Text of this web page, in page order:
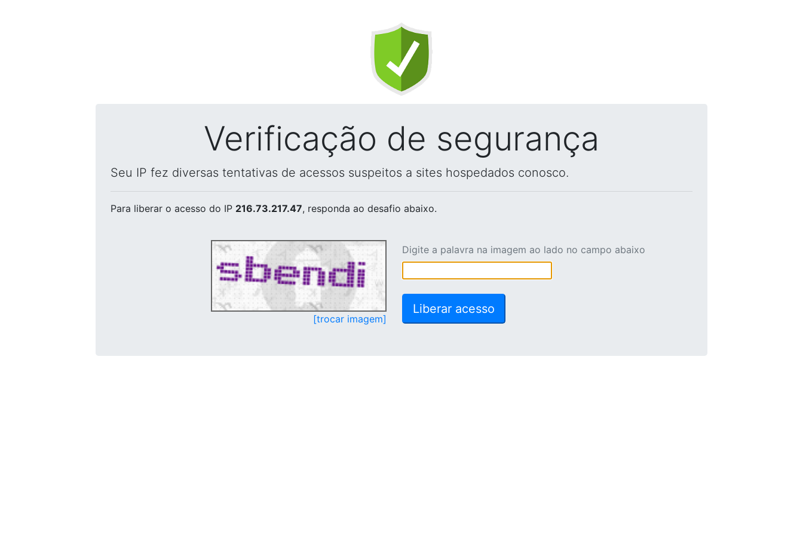
Verificação de segurança
Seu IP fez diversas tentativas de acessos suspeitos a sites hospedados conosco.
Para liberar o acesso do IP 216.73.217.47, responda ao desafio abaixo.
[trocar imagem]
Digite a palavra na imagem ao lado no campo abaixo